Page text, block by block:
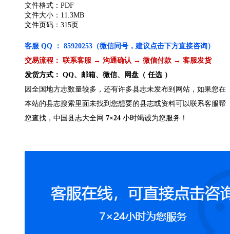
文件格式：PDF
文件大小：11.3MB
文件页码：315页
客服 QQ ： 85920253（微信同号，建议点击下方直接咨询）
交易流程： 联系客服 → 沟通确认 → 微信付款 → 客服发货
发货方式： QQ、邮箱、微信、网盘（ 任选 ）
因全国地方志数量较多，还有许多县志未发布到网站，如果您在
本站的县志搜索里面未找到您想要的县志或资料可以联系客服帮
您查找，中国县志大全网 7×24 小时竭诚为您服务！